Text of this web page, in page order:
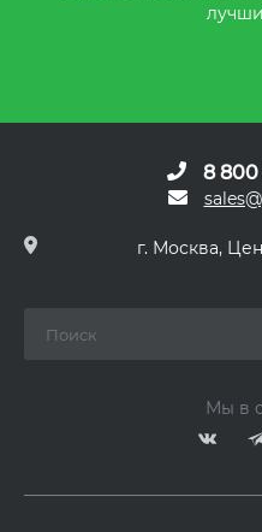
8 800
г. Москва,
Мы в